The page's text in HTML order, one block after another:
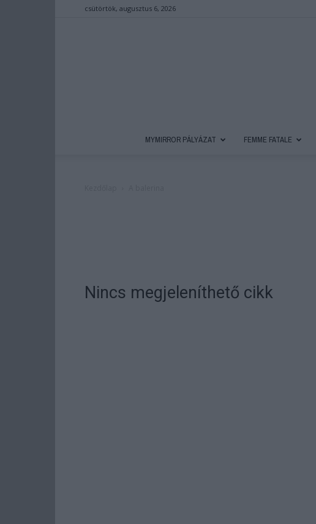
csütörtök, augusztus 6, 2026
MYMIRROR PÁLYÁZAT FEMME FATALE
Nincs megjeleníthető cikk